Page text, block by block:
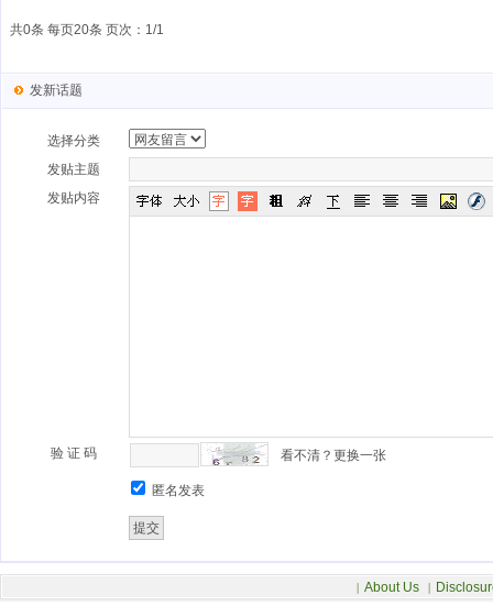
共0条 每页20条 页次：1/1
发新话题
选择分类
发贴主题
发贴内容
验 证 码 看不清？更换一张
匿名发表
| About Us |